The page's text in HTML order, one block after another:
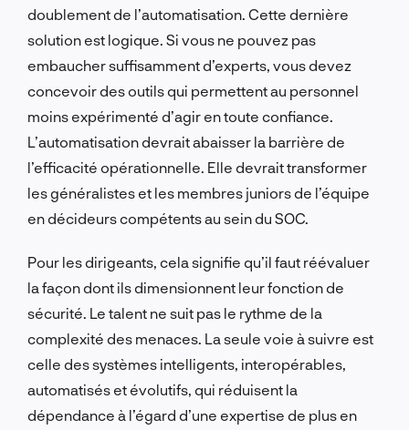
doublement de l’automatisation. Cette dernière
solution est logique. Si vous ne pouvez pas
embaucher suffisamment d’experts, vous devez
concevoir des outils qui permettent au personnel
moins expérimenté d’agir en toute confiance.
L’automatisation devrait abaisser la barrière de
l’efficacité opérationnelle. Elle devrait transformer
les généralistes et les membres juniors de l’équipe
en décideurs compétents au sein du SOC.
Pour les dirigeants, cela signifie qu’il faut réévaluer
la façon dont ils dimensionnent leur fonction de
sécurité. Le talent ne suit pas le rythme de la
complexité des menaces. La seule voie à suivre est
celle des systèmes intelligents, interopérables,
automatisés et évolutifs, qui réduisent la
dépendance à l’égard d’une expertise de plus en